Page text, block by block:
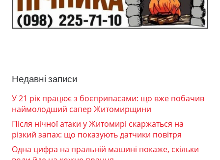
Недавні записи
У 21 рік працює з боєприпасами: що вже побачив
наймолодший сапер Житомирщини
Після нічної атаки у Житомирі скаржаться на
різкий запах: що показують датчики повітря
Одна цифра на пральній машині покаже, скільки